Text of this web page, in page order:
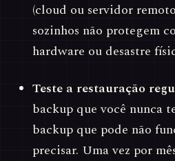
(cloud ou servidor
sozinhos não protegem
hardware ou desastre
Teste a restauração
backup que você nunca
backup que pode não
precisar. Uma vez por